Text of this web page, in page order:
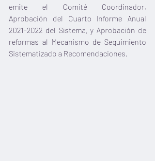
emite el Comité Coordinador,
Aprobación del Cuarto Informe Anual
2021-2022 del Sistema, y Aprobación de
reformas al Mecanismo de Seguimiento
Sistematizado a Recomendaciones.